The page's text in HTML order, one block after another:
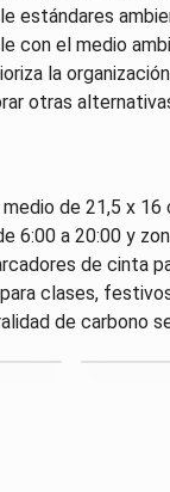
estándares
con el medio
la
otras
de 21,5 x
6:00 a 20:00 y
de cinta
clases,
de carbono